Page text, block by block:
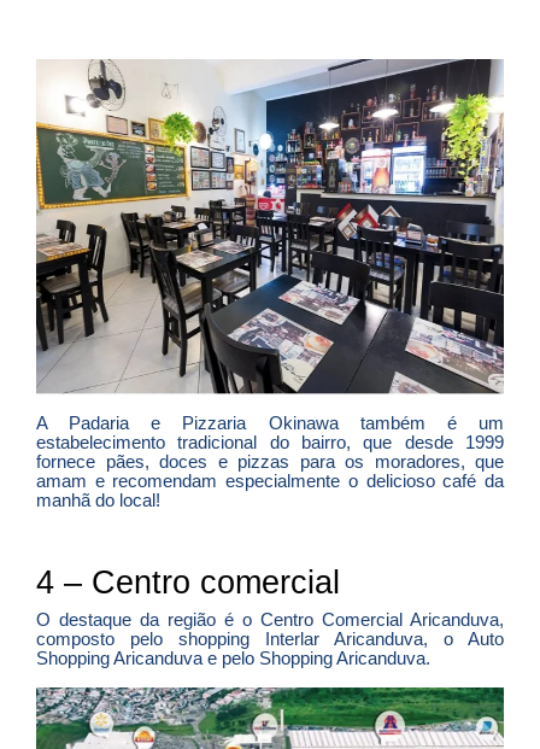
A Padaria e Pizzaria Okinawa também é um
estabelecimento tradicional do bairro, que desde 1999
fornece pães, doces e pizzas para os moradores, que
amam e recomendam especialmente o delicioso café da
manhã do local!
4 – Centro comercial
O destaque da região é o Centro Comercial Aricanduva,
composto pelo shopping Interlar Aricanduva, o Auto
Shopping Aricanduva e pelo Shopping Aricanduva.